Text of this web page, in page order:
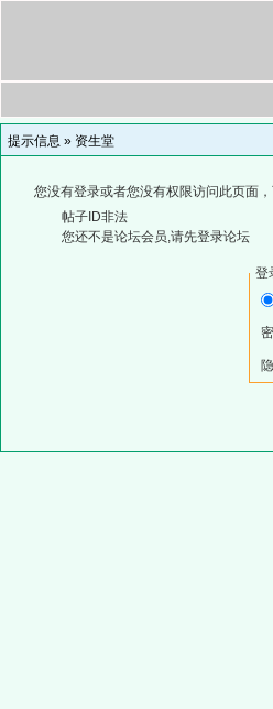
提示信息 » 资生堂
您没有登录或者您没有权限访问此页面
帖子ID非法
您还不是论坛会员,请先登录论坛
登